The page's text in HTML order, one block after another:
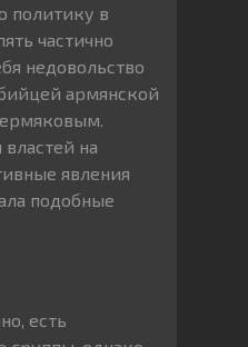
политику в
частично
недовольство
армянской
на
явления
подобные
есть